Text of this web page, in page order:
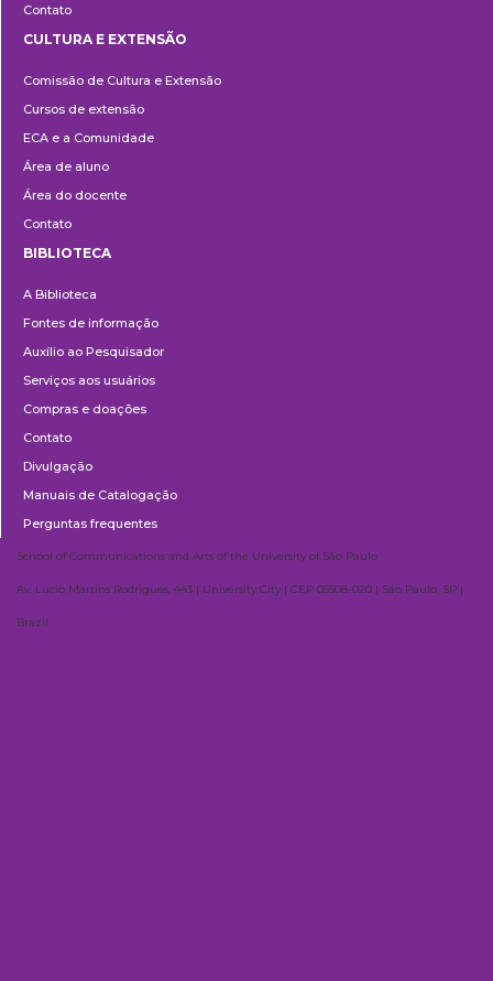
Contato
e
Extensão
CULTURA E EXTENSÃO
Comissão de Cultura e Extensão
Cursos de extensão
ECA e a Comunidade
Área de aluno
Área do docente
Contato
BIBLIOTECA
A Biblioteca
Fontes de informação
Auxílio ao Pesquisador
Serviços aos usuários
Compras e doações
Contato
Divulgação
Manuais de Catalogação
Perguntas frequentes
School of Communications and Arts of the University of São Paulo
Av. Lúcio Martins Rodrigues, 443 | University City | CEP 05508-020 | São Paulo, SP |
Brazil